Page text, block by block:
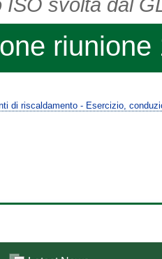
riunione
di riscaldamento - Esercizio,